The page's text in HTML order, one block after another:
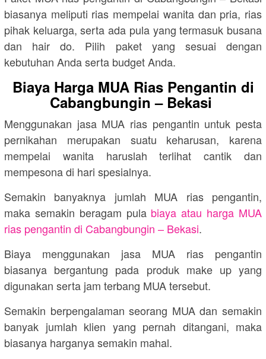
biasanya meliputi rias mempelai wanita dan pria, rias
pihak keluarga, serta ada pula yang termasuk busana
dan hair do. Pilih paket yang sesuai dengan
kebutuhan Anda serta budget Anda.
Biaya Harga MUA Rias Pengantin di
Cabangbungin – Bekasi
Menggunakan jasa MUA rias pengantin untuk pesta
pernikahan merupakan suatu keharusan, karena
mempelai wanita haruslah terlihat cantik dan
mempesona di hari spesialnya.
Semakin banyaknya jumlah MUA rias pengantin,
maka semakin beragam pula biaya atau harga MUA
rias pengantin di Cabangbungin – Bekasi.
Biaya menggunakan jasa MUA rias pengantin
biasanya bergantung pada produk make up yang
digunakan serta jam terbang MUA tersebut.
Semakin berpengalaman seorang MUA dan semakin
banyak jumlah klien yang pernah ditangani, maka
biasanya harganya semakin mahal.